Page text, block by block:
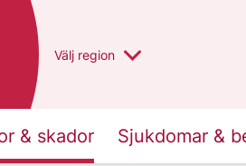
Du har valt region
Välj en annan
region
& skador Sjukdomar &